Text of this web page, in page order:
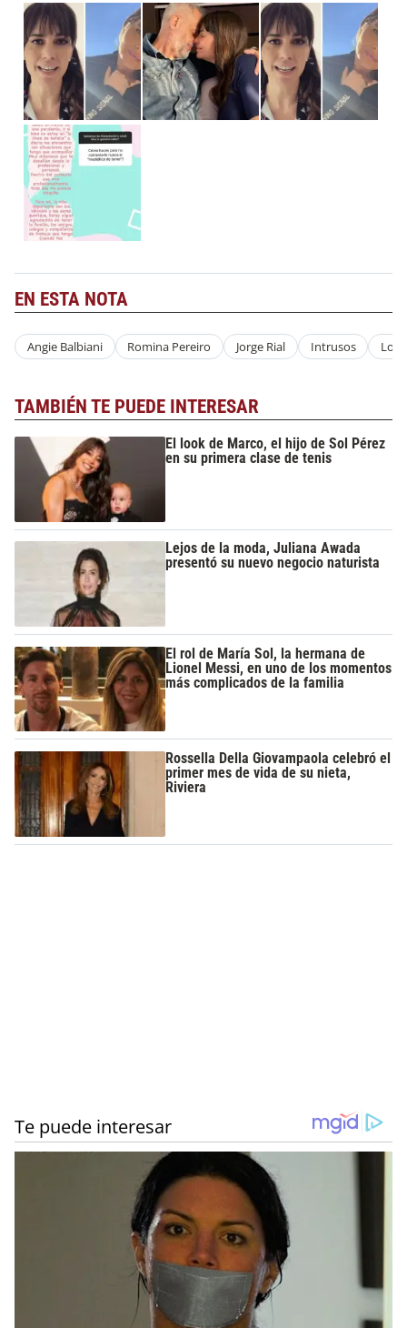
EN ESTA NOTA
Angie Balbiani Romina Pereiro Jorge Rial Intrusos Los
TAMBIÉN TE PUEDE INTERESAR
El look de Marco, el hijo de Sol Pérez
en su primera clase de tenis
Lejos de la moda, Juliana Awada
presentó su nuevo negocio naturista
El rol de María Sol, la hermana de
Lionel Messi, en uno de los momentos
más complicados de la familia
Rossella Della Giovampaola celebró el
primer mes de vida de su nieta,
Riviera